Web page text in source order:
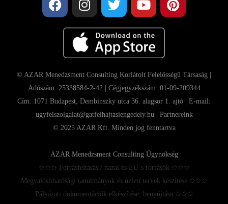
© AZAR Menedzsment Consulting Korlátolt Felelősségű Társaság |
Adószám: 25338584-2-42 | Cégjegyzékszám: 01-09-209344
Cím: 1071 Budapest, Dembinszky utca 36. alagsor 1. ajtó | E-mail:
ugyfelszolgalat@gatfelhajtasiengedely.hu | Partnereink
© 2025 AZAR Kft. Minden jog fenntartva
AZAR Menedzsment Consulting Ügynökség
✩✩✩ Forrásfeltárás / hazai és EU-s források ✩✩✩
Megvalósíthatósági tanulmányok és üzleti tervek készítése ✩✩✩
Pályázati dokumentációk elkészítése, benyújtása ✩✩✩